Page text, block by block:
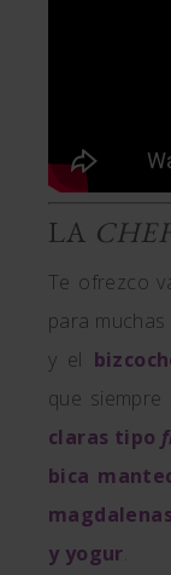
LA
Te ofrezco
para
y el
que siempre
claras tipo
bica
y yogur.